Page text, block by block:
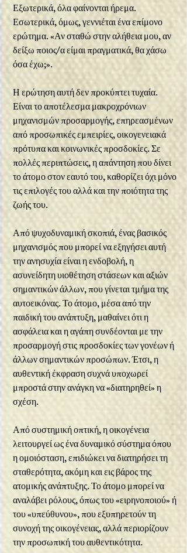
Εξωτερικά, όλα φαίνονται ήρεμα.
Εσωτερικά, όμως, γεννιέται ένα επίμονο
ερώτημα. «Αν σταθώ στην αλήθεια μου, αν
δείξω ποιος/α είμαι πραγματικά, θα χάσω
όσα έχω;».
Η ερώτηση αυτή δεν προκύπτει τυχαία.
Είναι το αποτέλεσμα μακροχρόνιων
μηχανισμών προσαρμογής, επηρεασμένων
από προσωπικές εμπειρίες, οικογενειακά
πρότυπα και κοινωνικές προσδοκίες. Σε
πολλές περιπτώσεις, η απάντηση που δίνει
το άτομο στον εαυτό του, καθορίζει όχι μόνο
τις επιλογές του αλλά και την ποιότητα της
ζωής του.
Από ψυχοδυναμική σκοπιά, ένας βασικός
μηχανισμός που μπορεί να εξηγήσει αυτή
την ανησυχία είναι η ενδοβολή, η
ασυνείδητη υιοθέτηση στάσεων και αξιών
σημαντικών άλλων, που γίνεται τμήμα της
αυτοεικόνας. Το άτομο, μέσα από την
παιδική του ανάπτυξη, μαθαίνει ότι η
ασφάλεια και η αγάπη συνδέονται με την
προσαρμογή στις προσδοκίες των γονέων ή
άλλων σημαντικών προσώπων. Έτσι, η
αυθεντική έκφραση συχνά υποχωρεί
μπροστά στην ανάγκη να «διατηρηθεί» η
σχέση.
Από συστημική οπτική, η οικογένεια
λειτουργεί ως ένα δυναμικό σύστημα όπου
η ομοιόσταση, επιδιώκει να διατηρήσει τη
σταθερότητα, ακόμη και εις βάρος της
ατομικής ανάπτυξης. Το άτομο μπορεί να
αναλάβει ρόλους, όπως του «ειρηνοποιού» ή
του «υπεύθυνου», που εξυπηρετούν τη
συνοχή της οικογένειας, αλλά περιορίζουν
την προσωπική του αυθεντικότητα.